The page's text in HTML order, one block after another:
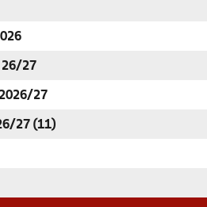
26/27
27
27 (11)